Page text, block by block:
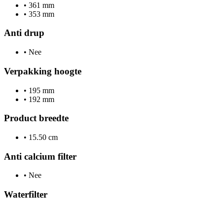
• 361 mm
• 353 mm
Anti drup
• Nee
Verpakking hoogte
• 195 mm
• 192 mm
Product breedte
• 15.50 cm
Anti calcium filter
• Nee
Waterfilter